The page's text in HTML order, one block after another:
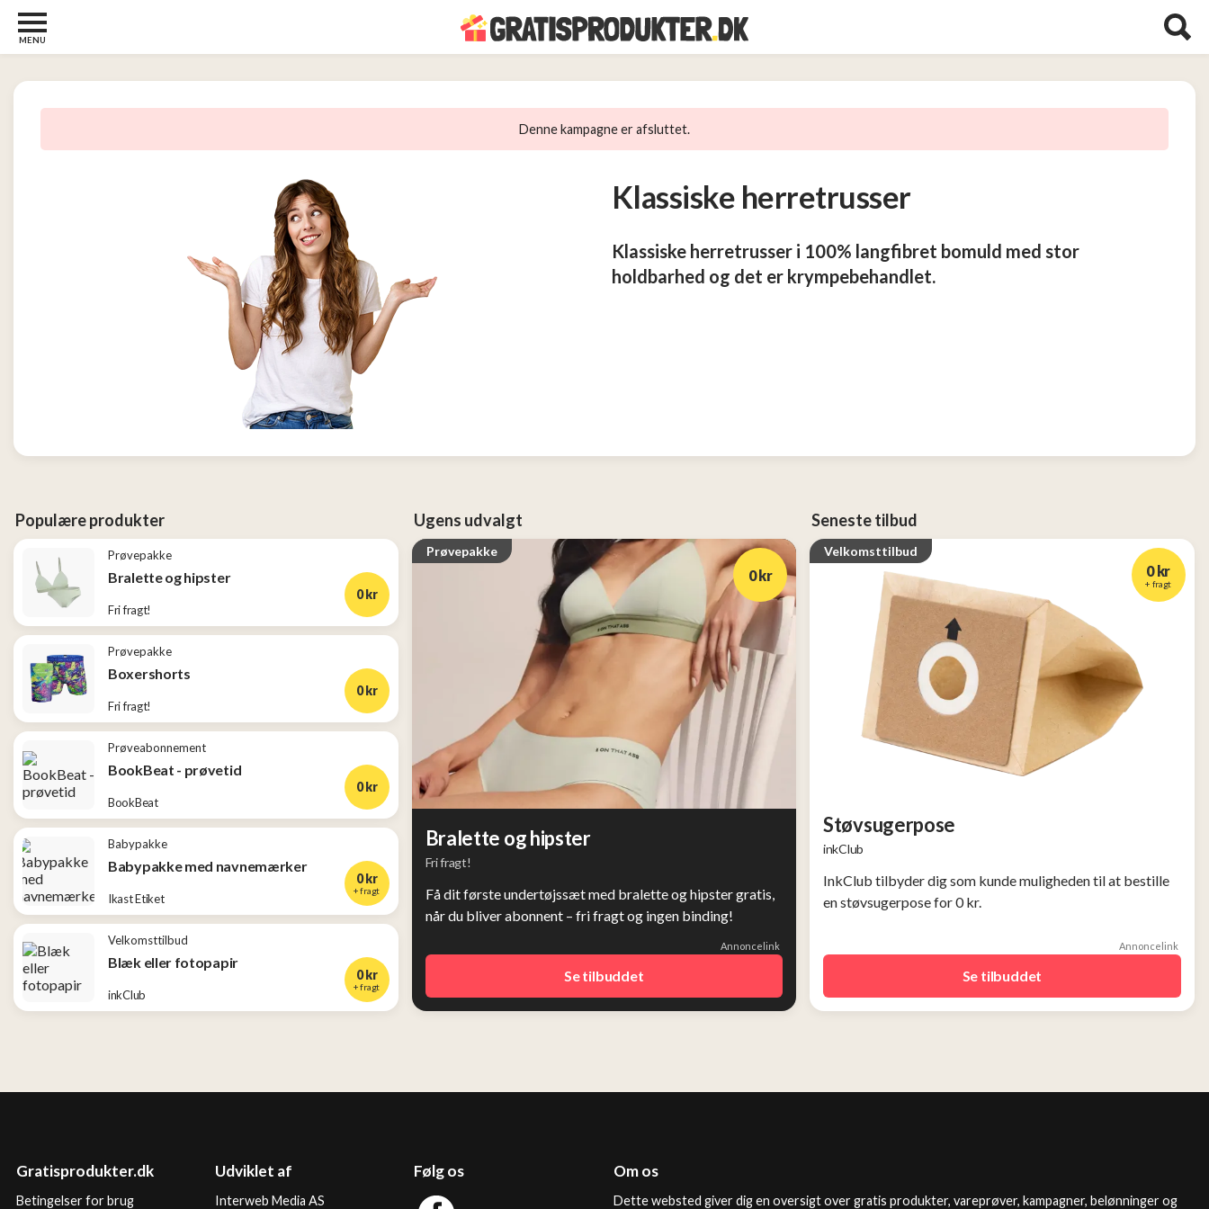
MENU
Denne kampagne er afsluttet.
Klassiske herretrusser
Klassiske herretrusser i 100% langfibret bomuld med stor
holdbarhed og det er krympebehandlet.
Populære produkter
Prøvepakke
Bralette og hipster
Fri fragt!
0 kr
Prøvepakke
Boxershorts
Fri fragt!
0 kr
Prøveabonnement
BookBeat - prøvetid
BookBeat
0 kr
Babypakke
Babypakke med navnemærker
Ikast Etiket
0 kr
+ fragt
Velkomsttilbud
Blæk eller fotopapir
inkClub
0 kr
+ fragt
Ugens udvalgt
Prøvepakke
Bralette og hipster
Fri fragt!
0 kr
Få dit første undertøjssæt med bralette og hipster gratis,
når du bliver abonnent – fri fragt og ingen binding!
Annoncelink
Se tilbuddet
Seneste tilbud
Velkomsttilbud
Støvsugerpose
inkClub
0 kr
+ fragt
InkClub tilbyder dig som kunde muligheden til at bestille
en støvsugerpose for 0 kr.
Annoncelink
Se tilbuddet
Baby
Diverse
2
Nye
produkter
Populære
Gratisprodukter.dk
Betingelser for brug
Udviklet af
Interweb Media AS
Følg os Om os
Dette websted giver dig en oversigt over gratis produkter, vareprøver, kampagner, belønninger og